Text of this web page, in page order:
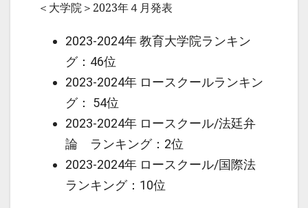
＜大学院＞2023年４月発表
2023-2024年 教育大学院ランキン
グ：46位
2023-2024年 ロースクールランキン
グ： 54位
2023-2024年 ロースクール/法廷弁
論 ランキング：2位
2023-2024年 ロースクール/国際法
ランキング：10位